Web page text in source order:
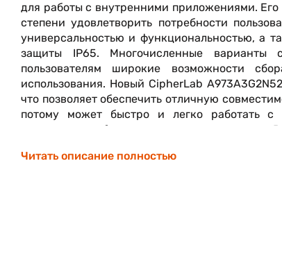
для работы с внутренними приложениями.
степени удовлетворить потребности
универсальностью и функциональностью, а
защиты IP65. Многочисленные варианты
пользователям широкие возможности
использования. Новый CipherLab
что позволяет обеспечить отличную
потому может быстро и легко работать с
мгновенную и безопасную передачу данных.
поддержка обеспечивают новые преимущества
Читать описание полностью